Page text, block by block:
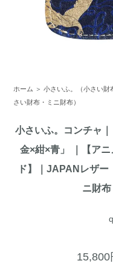
ホーム ＞小さいふ。（小さい財
さい財布・ミニ財布）
小さいふ。コンチャ
金×紺×青」 ｜【ア
ド】｜JAPANレザー
ニ財
15,800